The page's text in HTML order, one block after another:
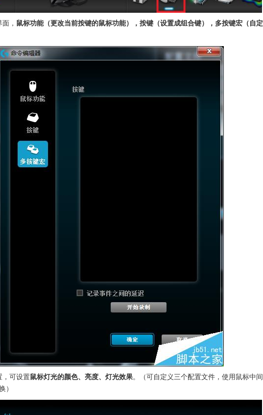
， 鼠标功能（更改当前按键的鼠标功能），按键（设置成组合键），多按键宏（自定
，可设置鼠标灯光的颜色、亮度、灯光效果。（可自定义三个配置文件，使用鼠标中间
）